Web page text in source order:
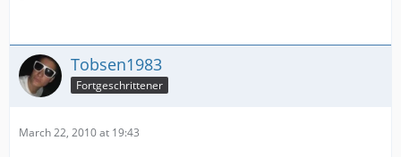
Tobsen1983
Fortgeschrittener
March 22, 2010 at 19:43